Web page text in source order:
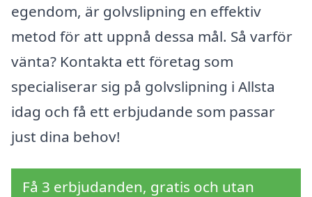
egendom, är golvslipning en effektiv
metod för att uppnå dessa mål. Så varför
vänta? Kontakta ett företag som
specialiserar sig på golvslipning i Allsta
idag och få ett erbjudande som passar
just dina behov!
Få 3 erbjudanden, gratis och utan